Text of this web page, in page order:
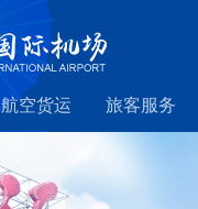
航空货运 旅客服务